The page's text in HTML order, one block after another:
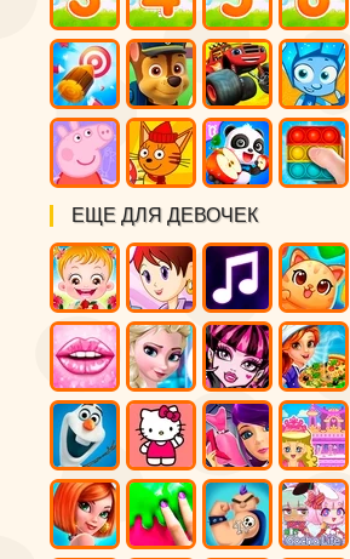
ЕЩЕ ДЛЯ ДЕВОЧЕК